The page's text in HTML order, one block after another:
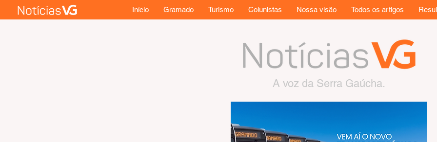
Início Gramado Turismo Colunistas Nossa visão Todos os artigos
A voz da Serra Gaúcha.